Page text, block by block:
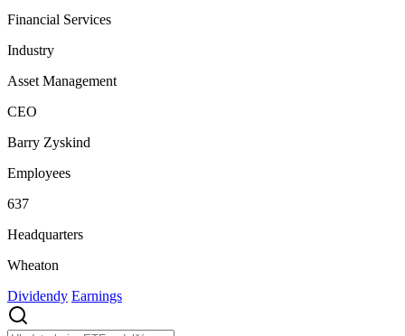
Financial Services
Industry
Asset Management
CEO
Barry Zyskind
Employees
637
Headquarters
Wheaton
Dividendy Earnings